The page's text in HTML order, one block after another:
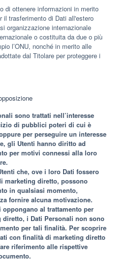
di ottenere informazioni in merito
il trasferimento di Dati all'estero
organizzazione internazionale
o costituita da due o più
l’ONU, nonché in merito alle
dal Titolare per proteggere i
sono trattati nell’interesse
di pubblici poteri di cui è
per perseguire un interesse
gli Utenti hanno diritto ad
per motivi connessi alla loro
che, ove i loro Dati fossero
marketing diretto, possono
in qualsiasi momento,
fornire alcuna motivazione.
al trattamento per
i Dati Personali non sono
per tali finalità. Per scoprire
con finalità di marketing diretto
riferimento alle rispettive